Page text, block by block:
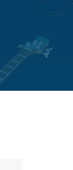
Gadgets